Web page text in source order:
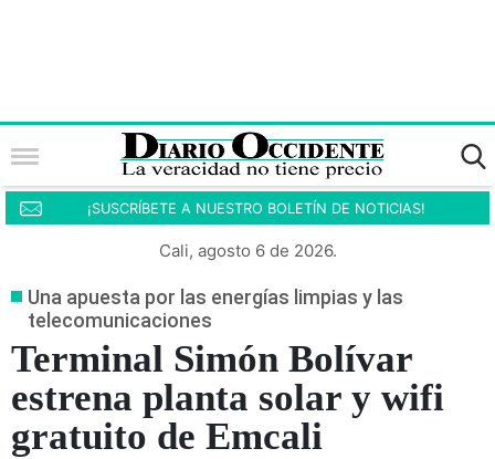
¡SUSCRÍBETE A NUESTRO BOLETÍN DE NOTICIAS!
Cali, agosto 6 de 2026.
Una apuesta por las energías limpias y las
telecomunicaciones
Terminal Simón Bolívar
estrena planta solar y wifi
gratuito de Emcali